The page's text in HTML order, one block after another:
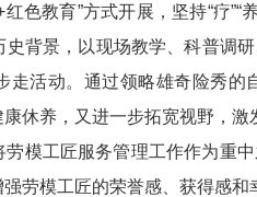
色教育”方式开展，坚持“疗
背景，以现场教学、科普调
走活动。通过领略雄奇险秀
休养，又进一步拓宽视野，激
模工匠服务管理工作作为重
劳模工匠的荣誉感、获得感